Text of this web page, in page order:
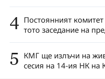
4 Постоянният
тото заседание на
5 КМГ ще излъчи на
сесия на 14-ия НК на